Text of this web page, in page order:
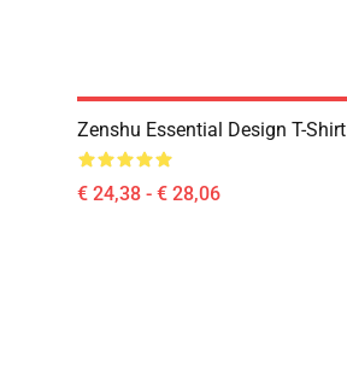
Zenshu Essential Design T-Shirt
€ 24,38 - € 28,06